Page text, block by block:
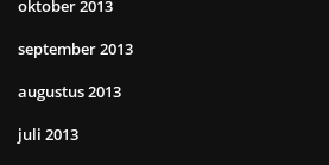
oktober 2013
september 2013
augustus 2013
juli 2013